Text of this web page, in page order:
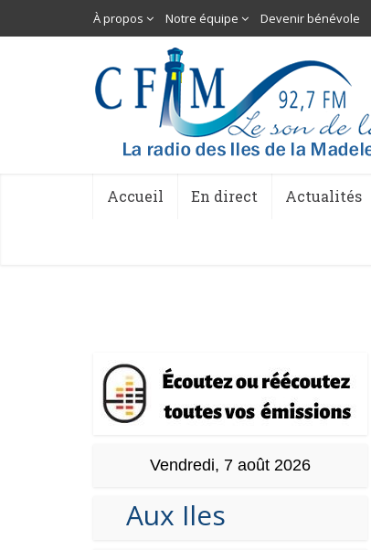
À propos Notre équipe Devenir bénévole
Accueil En direct Actualités
Vendredi, 7 août 2026
Aux Iles